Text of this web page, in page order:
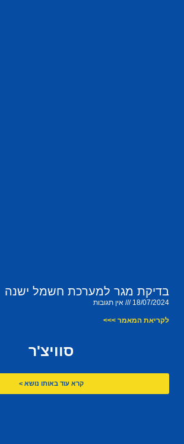
בדיקת מגר למערכת חשמל ישנה
18/07/2024 אין תגובות
לקריאת המאמר >>>
סוויצ'ר
קרא עוד באותו נושא >